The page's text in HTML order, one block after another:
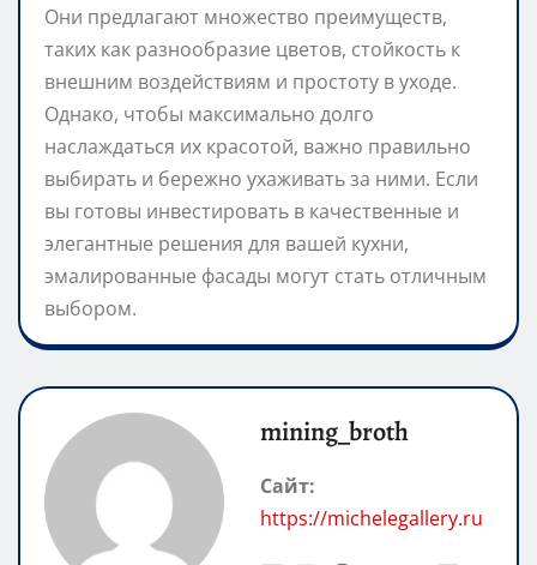
Они предлагают множество преимуществ,
таких как разнообразие цветов, стойкость к
внешним воздействиям и простоту в уходе.
Однако, чтобы максимально долго
наслаждаться их красотой, важно правильно
выбирать и бережно ухаживать за ними. Если
вы готовы инвестировать в качественные и
элегантные решения для вашей кухни,
эмалированные фасады могут стать отличным
выбором.
mining_broth
Сайт:
https://michelegallery.ru